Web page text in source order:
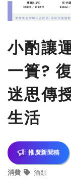
小酌讓
一簣?
迷思傳
生活
推廣新聞稿
消費 酒類